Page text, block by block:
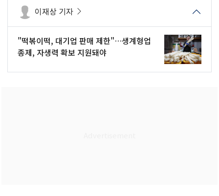
이재상 기자
"떡볶이떡, 대기업 판매 제한"…생계형업
종제, 자생력 확보 지원돼야